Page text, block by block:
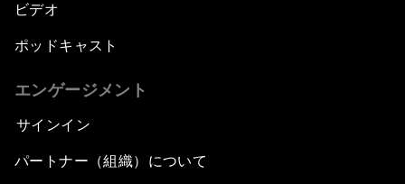
ビデオ
ポッドキャスト
エンゲージメント
サインイン
パートナー（組織）について